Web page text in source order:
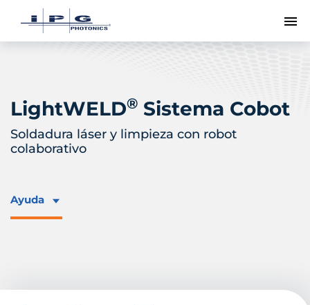
LightWELD® Sistema Cobot
Soldadura láser y limpieza con robot
colaborativo
Ayuda